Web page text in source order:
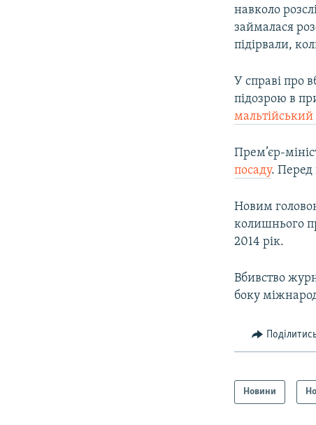
навколо
займалася
підірвали,
У справі про
підозрою в
Прем’єр-
посаду. Перед
Новим
колишнього
2014 рік.
Вбивство
боку
Новини